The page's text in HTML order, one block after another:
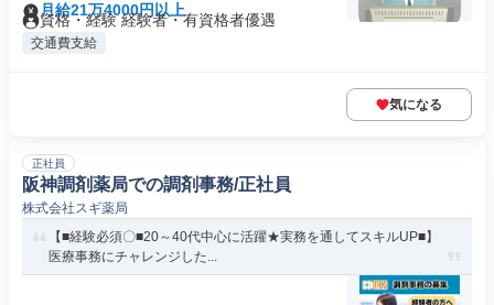
月給21万4000円以上
資格・経験 経験者・有資格者優遇
交通費支給
気になる
正社員
阪神調剤薬局での調剤事務/正社員
株式会社スギ薬局
【■経験必須〇■20～40代中心に活躍★実務を通してスキルUP■】
医療事務にチャレンジした...